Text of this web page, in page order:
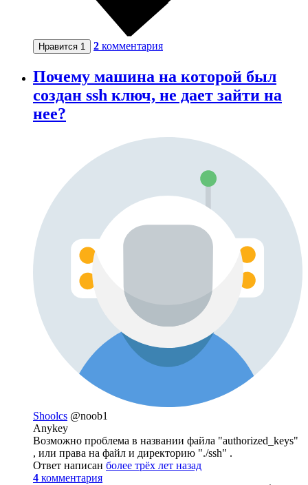
Нравится 1 2 комментария
Почему машина на которой был
создан ssh ключ, не дает зайти на
нее?
Shoolcs @noob1
Anykey
Возможно проблема в названии файла "authorized_keys"
, или права на файл и директорию "./ssh" .
Ответ написан более трёх лет назад
4 комментария